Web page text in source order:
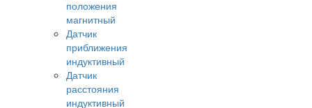
положения
магнитный
Датчик
приближения
индуктивный
Датчик
расстояния
индуктивный